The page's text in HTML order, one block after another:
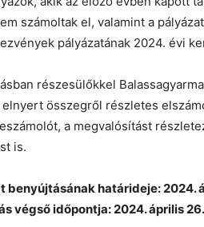
számoltak el, valamint a
pályázatának 2024. évi
részesülőkkel
elnyert összegről részletes
a megvalósítást
is.
benyújtásának határideje: 2024.
végső időpontja: 2024. április